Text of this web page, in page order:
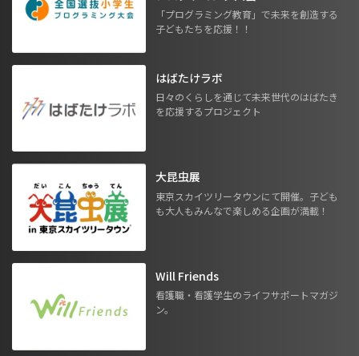
「プログラミング教育」で未来を創造する
子どもたちを応援！！
はばたけラボ
日々のくらしを通じて未来世代のはばたき
を応援するプロジェクト
大昆虫展
東京スカイツリータウンにて開催。子ども
も大人もみんなで楽しめる企画が満載！
Will Friends
看護職・看護学生のライフサポートマガジ
ン。